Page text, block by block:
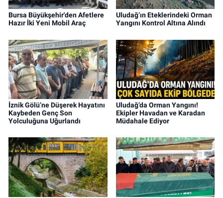
Bursa Büyükşehir'den Afetlere
Hazır İki Yeni Mobil Araç
Uludağ’ın Eteklerindeki Orman
Yangını Kontrol Altına Alındı
İznik Gölü’ne Düşerek Hayatını
Kaybeden Genç Son
Yolculuğuna Uğurlandı
Uludağ’da Orman Yangını!
Ekipler Havadan ve Karadan
Müdahale Ediyor